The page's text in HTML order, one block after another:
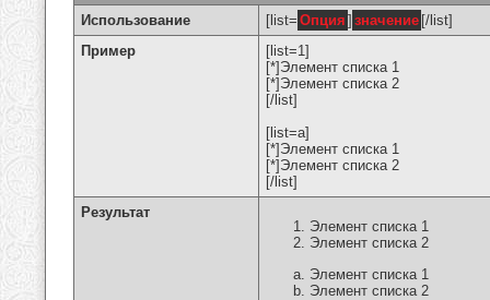
Использование [list= Опция ] значение [/list]
Пример
[list=1]
[*]Элемент списка 1
[*]Элемент списка 2
[/list]
[list=a]
[*]Элемент списка 1
[*]Элемент списка 2
[/list]
Результат
Элемент списка 1
Элемент списка 2
Элемент списка 1
Элемент списка 2